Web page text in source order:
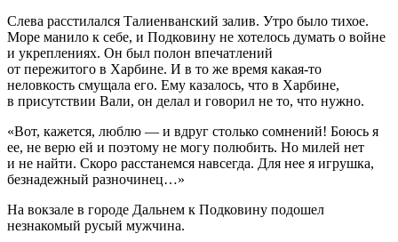
Слева расстилался Талиенванский залив. Утро было тихое.
Море манило к себе, и Подковину не хотелось думать о войне
и укреплениях. Он был полон впечатлений
от пережитого в Харбине. И в то же время какая-то
неловкость смущала его. Ему казалось, что в Харбине,
в присутствии Вали, он делал и говорил не то, что нужно.
«Вот, кажется, люблю — и вдруг столько сомнений! Боюсь я
ее, не верю ей и поэтому не могу полюбить. Но милей нет
и не найти. Скоро расстанемся навсегда. Для нее я игрушка,
безнадежный разночинец…»
На вокзале в городе Дальнем к Подковину подошел
незнакомый русый мужчина.